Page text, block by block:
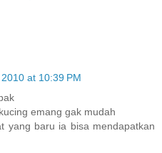
at 10:39 PM
emang gak mudah
yang baru ia bisa mendapatkan